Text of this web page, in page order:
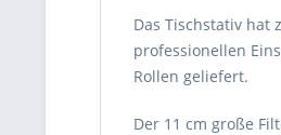
Das Tischstativ hat
professionellen
Rollen geliefert.
Der 11 cm große